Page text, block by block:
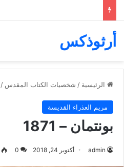
أرثوذكس
الرئيسية / شخصيات الكتاب المقدس /
مريم العذراء القديسة
بونتمان – 1871
admin أكتوبر 24, 2018 0